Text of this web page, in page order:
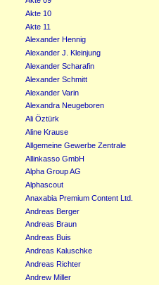
Akte 10
Akte 11
Alexander Hennig
Alexander J. Kleinjung
Alexander Scharafin
Alexander Schmitt
Alexander Varin
Alexandra Neugeboren
Ali Öztürk
Aline Krause
Allgemeine Gewerbe Zentrale
Allinkasso GmbH
Alpha Group AG
Alphascout
Anaxabia Premium Content Ltd.
Andreas Berger
Andreas Braun
Andreas Buis
Andreas Kaluschke
Andreas Richter
Andrew Miller